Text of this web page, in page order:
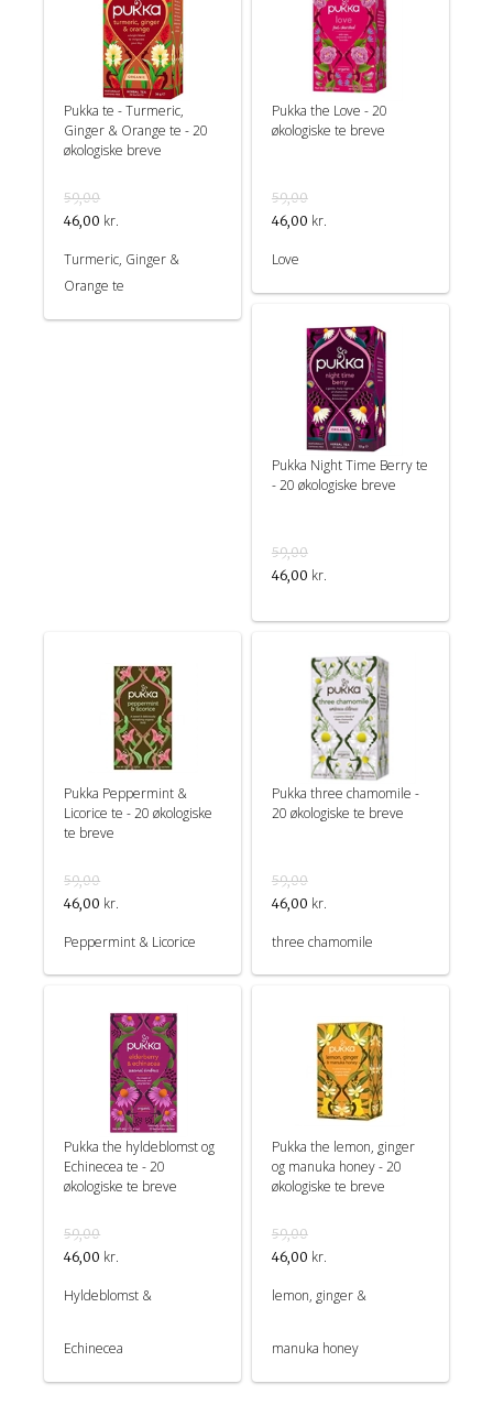
Pukka te - Turmeric,
Ginger & Orange te - 20
økologiske breve
59,00
46,00 kr.
Turmeric, Ginger &
Orange te
Pukka the Love - 20
økologiske te breve
59,00
46,00 kr.
Love
Pukka Night Time Berry te
- 20 økologiske breve
59,00
46,00 kr.
Pukka Peppermint &
Licorice te - 20 økologiske
te breve
59,00
46,00 kr.
Peppermint & Licorice
Pukka three chamomile -
20 økologiske te breve
59,00
46,00 kr.
three chamomile
Pukka the hyldeblomst og
Echinecea te - 20
økologiske te breve
59,00
46,00 kr.
Hyldeblomst &
Echinecea
Pukka the lemon, ginger
og manuka honey - 20
økologiske te breve
59,00
46,00 kr.
lemon, ginger &
manuka honey